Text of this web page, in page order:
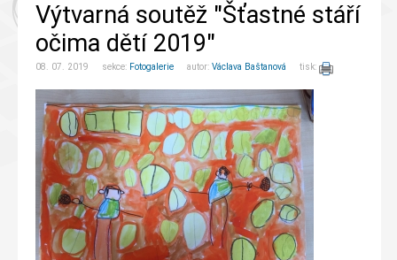
Výtvarná soutěž "Šťastné stáří
očima dětí 2019"
08. 07. 2019 sekce: Fotogalerie autor: Václava Baštanová tisk: